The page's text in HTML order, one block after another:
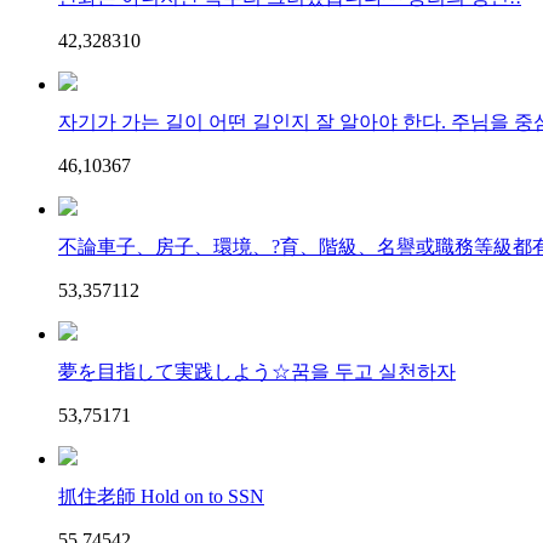
42,328310
자기가 가는 길이 어떤 길인지 잘 알아야 한다. 주님을 중
46,10367
不論車子、房子、環境、?育、階級、名譽或職務等級都
53,357112
夢を目指して実践しよう☆꿈을 두고 실천하자
53,75171
抓住老師 Hold on to SSN